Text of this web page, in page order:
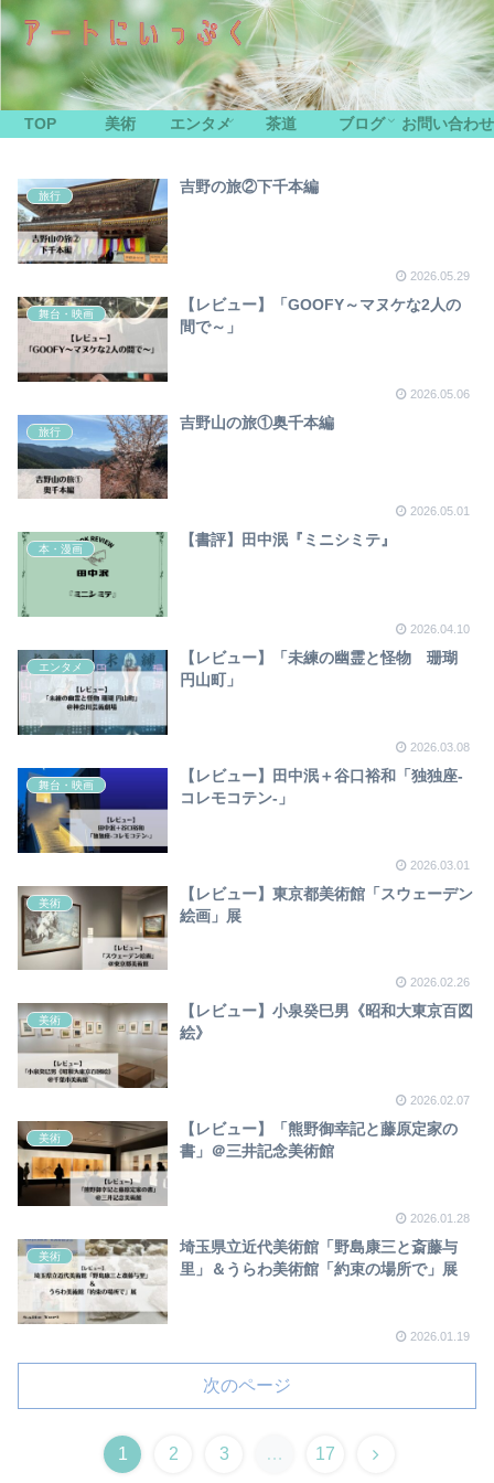
TOP 美術 エンタメ 茶道 ブログ お問い合わせ
旅行
吉野の旅②下千本編
2026.05.29
舞台・映画
【レビュー】「GOOFY～マヌケな2人の
間で～」
2026.05.06
旅行
吉野山の旅①奥千本編
2026.05.01
本・漫画
【書評】田中泯『ミニシミテ』
2026.04.10
エンタメ
【レビュー】「未練の幽霊と怪物 珊瑚
円山町」
2026.03.08
舞台・映画
【レビュー】田中泯＋谷口裕和「独独座-
コレモコテン-」
2026.03.01
美術
【レビュー】東京都美術館「スウェーデン
絵画」展
2026.02.26
美術
【レビュー】小泉癸巳男《昭和大東京百図
絵》
2026.02.07
美術
【レビュー】「熊野御幸記と藤原定家の
書」＠三井記念美術館
2026.01.28
美術
埼玉県立近代美術館「野島康三と斎藤与
里」＆うらわ美術館「約束の場所で」展
2026.01.19
次のページ
1 2 3 … 17